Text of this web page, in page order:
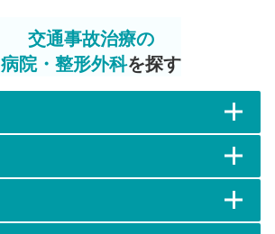
交通事故治療の
病院・整形外科を探す